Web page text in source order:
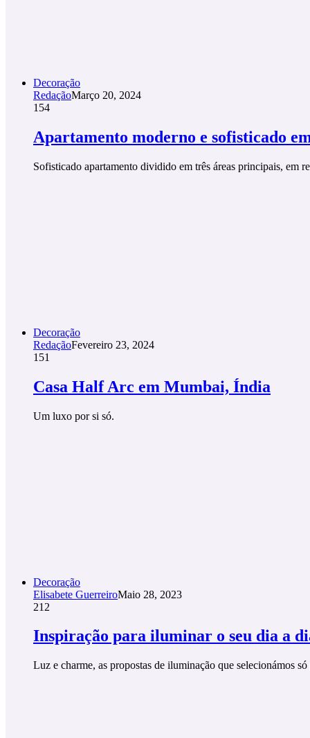
Decoração
RedaçãoMarço 20, 2024
154
Apartamento moderno e sofisticado
Sofisticado apartamento dividido em três áreas principais, em
Decoração
RedaçãoFevereiro 23, 2024
151
Casa Half Arc em Mumbai, Índia
Um luxo por si só.
Decoração
Elisabete GuerreiroMaio 28, 2023
212
Inspiração para iluminar o seu dia a
Luz e charme, as propostas de iluminação que selecionámos só